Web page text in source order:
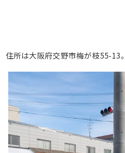
住所は大阪府交野市梅が枝55-13。